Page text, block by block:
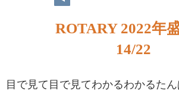
ROTARY 2022年
14/22
目で見て目で見てわかるわかるたん